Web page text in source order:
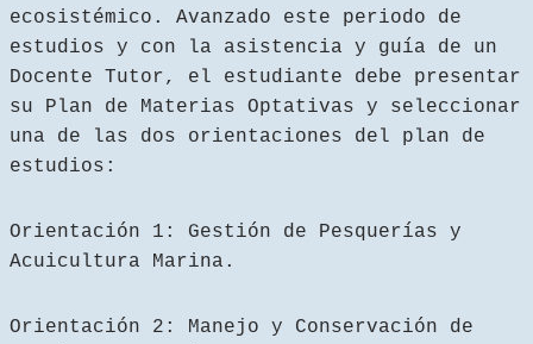
ecosistémico. Avanzado este periodo de
estudios y con la asistencia y guía de un
Docente Tutor, el estudiante debe presentar
su Plan de Materias Optativas y seleccionar
una de las dos orientaciones del plan de
estudios:
Orientación 1: Gestión de Pesquerías y
Acuicultura Marina.
Orientación 2: Manejo y Conservación de